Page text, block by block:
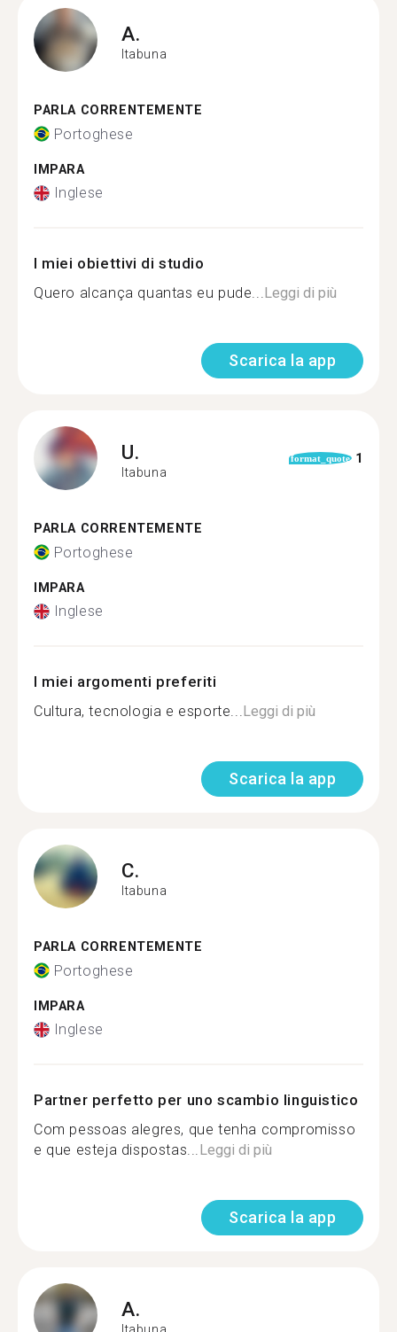
A.
Itabuna
PARLA CORRENTEMENTE
Portoghese
IMPARA
Inglese
I miei obiettivi di studio
Quero alcança quantas eu pude...Leggi di più
Scarica la app
U.
Itabuna
format_quote 1
PARLA CORRENTEMENTE
Portoghese
IMPARA
Inglese
I miei argomenti preferiti
Cultura, tecnologia e esporte...Leggi di più
Scarica la app
C.
Itabuna
PARLA CORRENTEMENTE
Portoghese
IMPARA
Inglese
Partner perfetto per uno scambio linguistico
Com pessoas alegres, que tenha compromisso
e que esteja dispostas...Leggi di più
Scarica la app
A.
Itabuna